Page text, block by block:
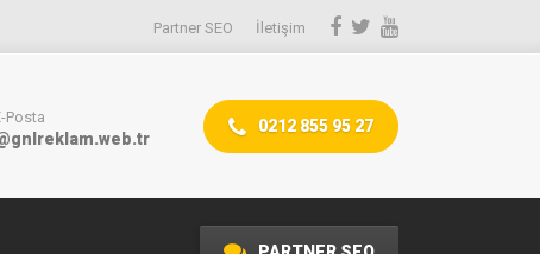
Partner SEO İletişim
Posta 0212 855 95 27